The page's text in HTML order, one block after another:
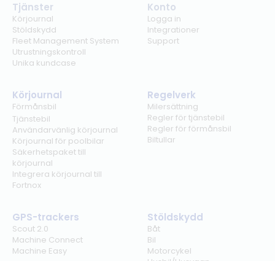
Tjänster
Körjournal
Stöldskydd
Fleet Management System
Utrustningskontroll
Unika kundcase
Konto
Logga in
Integrationer
Support
Körjournal
Förmånsbil
Tjänstebil
Användarvänlig körjournal
Körjournal för poolbilar
Säkerhetspaket till
körjournal
Integrera körjournal till
Fortnox
Regelverk
Milersättning
Regler för tjänstebil
Regler för förmånsbil
Biltullar
GPS-trackers
Scout 2.0
Machine Connect
Machine Easy
Stöldskydd
Båt
Bil
Motorcykel